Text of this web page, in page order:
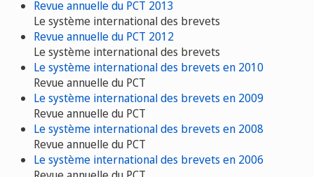
Revue annuelle du PCT 2013
Le système international des brevets
Revue annuelle du PCT 2012
Le système international des brevets
Le système international des brevets en 2010
Revue annuelle du PCT
Le système international des brevets en 2009
Revue annuelle du PCT
Le système international des brevets en 2008
Revue annuelle du PCT
Le système international des brevets en 2006